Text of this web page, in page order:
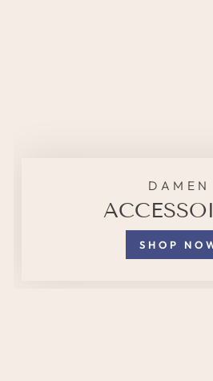
DAMEN
SHOP